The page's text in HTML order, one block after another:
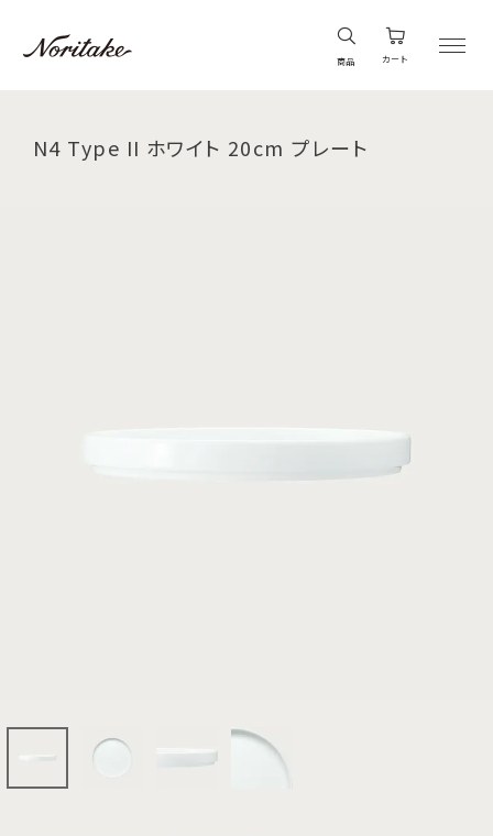
商品 カート
N4 Type II ホワイト 20cm プレート